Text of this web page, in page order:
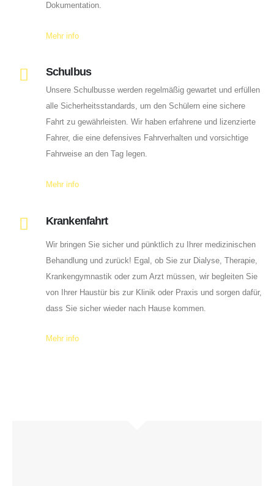
Dokumentation.
Mehr info
Schulbus
Unsere Schulbusse werden regelmäßig gewartet und erfüllen
alle Sicherheitsstandards, um den Schülern eine sichere
Fahrt zu gewährleisten. Wir haben erfahrene und lizenzierte
Fahrer, die eine defensives Fahrverhalten und vorsichtige
Fahrweise an den Tag legen.
Mehr info
Krankenfahrt
Wir bringen Sie sicher und pünktlich zu Ihrer medizinischen
Behandlung und zurück! Egal, ob Sie zur Dialyse, Therapie,
Krankengymnastik oder zum Arzt müssen, wir begleiten Sie
von Ihrer Haustür bis zur Klinik oder Praxis und sorgen dafür,
dass Sie sicher wieder nach Hause kommen.
Mehr info